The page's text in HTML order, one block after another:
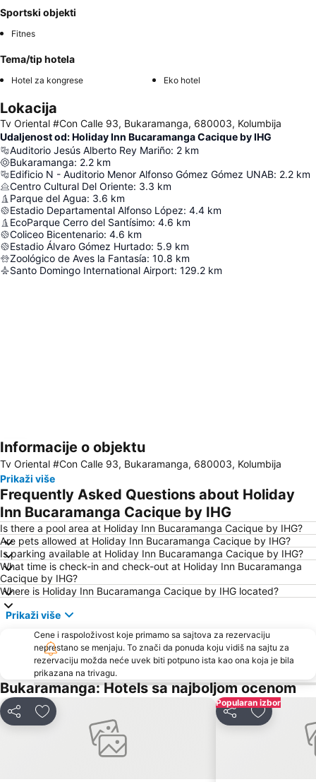
Sportski objekti
Fitnes
Tema/tip hotela
Hotel za kongrese Eko hotel
Lokacija
Tv Oriental #Con Calle 93, Bukaramanga, 680003, Kolumbija
Udaljenost od: Holiday Inn Bucaramanga Cacique by IHG
Auditorio Jesús Alberto Rey Mariño: 2 km
Bukaramanga: 2.2 km
Edificio N - Auditorio Menor Alfonso Gómez Gómez UNAB: 2.2 km
Centro Cultural Del Oriente: 3.3 km
Parque del Agua: 3.6 km
Estadio Departamental Alfonso López: 4.4 km
EcoParque Cerro del Santísimo: 4.6 km
Coliceo Bicentenario: 4.6 km
Estadio Álvaro Gómez Hurtado: 5.9 km
Zoológico de Aves la Fantasía: 10.8 km
Santo Domingo International Airport: 129.2 km
Proširi mapu
Informacije o objektu
Tv Oriental #Con Calle 93, Bukaramanga, 680003, Kolumbija
Prikaži više
Frequently Asked Questions about Holiday
Inn Bucaramanga Cacique by IHG
Is there a pool area at Holiday Inn Bucaramanga Cacique by IHG?
Are pets allowed at Holiday Inn Bucaramanga Cacique by IHG?
Is parking available at Holiday Inn Bucaramanga Cacique by IHG?
What time is check-in and check-out at Holiday Inn Bucaramanga
Cacique by IHG?
Where is Holiday Inn Bucaramanga Cacique by IHG located?
Prikaži više
Cene i raspoloživost koje primamo sa sajtova za rezervaciju
neprestano se menjaju. To znači da ponuda koju vidiš na sajtu za
rezervaciju možda neće uvek biti potpuno ista kao ona koja je bila
prikazana na trivagu.
Bukaramanga: Hotels sa najboljom ocenom
Deli Dodati u favorite
Popularan izbor
Deli Dodati u